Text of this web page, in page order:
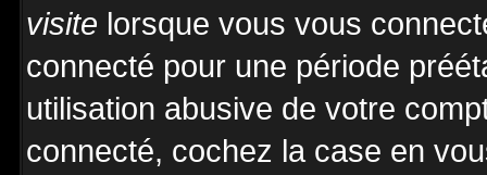
visite lorsque vous vous
connecté pour une période
utilisation abusive de votre
connecté, cochez la case en